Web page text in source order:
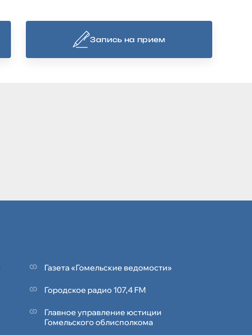
Запись на прием
Газета «Гомельские ведомости»
Городское радио 107,4 FM
Главное управление юстиции
Гомельского облисполкома